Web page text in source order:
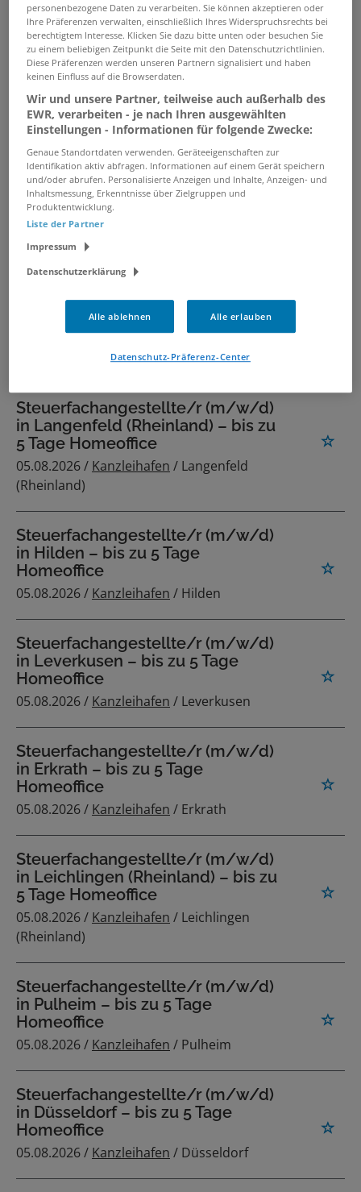
06.08.2026 /Sozialverband VdK Nordrhein-
Westfalen e.V. / Neuss
Steuerfachangestellte/r (m/w/d)
in Dormagen – bis zu 5 Tage
Homeoffice
05.08.2026 / / Dormagen
Steuerfachangestellte/r (m/w/d)
in Monheim am Rhein – bis zu 5
Tage Homeoffice
05.08.2026 /
Kfm. Mitarbeiter/in -
Büroorganisation (M/W/D)
07.08.2026 /Bembé Parkett GmbH & Co. KG/
Steuerfachangestellte/r (m/w/d)
in Langenfeld (Rheinland) – bis zu
5 Tage Homeoffice
05.08.2026 / Kanzleihafen / Langenfeld
(Rheinland)
Steuerfachangestellte/r (m/w/d)
in Hilden – bis zu 5 Tage
Homeoffice
05.08.2026 / Kanzleihafen / Hilden
Steuerfachangestellte/r (m/w/d)
in Leverkusen – bis zu 5 Tage
Homeoffice
05.08.2026 / Kanzleihafen / Leverkusen
Steuerfachangestellte/r (m/w/d)
in Erkrath – bis zu 5 Tage
Homeoffice
05.08.2026 / Kanzleihafen / Erkrath
Steuerfachangestellte/r (m/w/d)
in Leichlingen (Rheinland) – bis zu
5 Tage Homeoffice
05.08.2026 / Kanzleihafen / Leichlingen
(Rheinland)
Steuerfachangestellte/r (m/w/d)
in Pulheim – bis zu 5 Tage
Homeoffice
05.08.2026 / Kanzleihafen / Pulheim
Steuerfachangestellte/r (m/w/d)
in Düsseldorf – bis zu 5 Tage
Homeoffice
05.08.2026 / Kanzleihafen / Düsseldorf
personenbezogene Daten zu verarbeiten. Sie können akzeptieren oder
Ihre Präferenzen verwalten, einschließlich Ihres Widerspruchsrechts bei
berechtigtem Interesse. Klicken Sie dazu bitte unten oder besuchen Sie
zu einem beliebigen Zeitpunkt die Seite mit den Datenschutzrichtlinien.
Diese Präferenzen werden unseren Partnern signalisiert und haben
keinen Einfluss auf die Browserdaten.
Wir und unsere Partner, teilweise auch außerhalb des
EWR, verarbeiten - je nach Ihren ausgewählten
Einstellungen - Informationen für folgende Zwecke:
Genaue Standortdaten verwenden. Geräteeigenschaften zur
Identifikation aktiv abfragen. Informationen auf einem Gerät speichern
und/oder abrufen. Personalisierte Anzeigen und Inhalte, Anzeigen- und
Inhaltsmessung, Erkenntnisse über Zielgruppen und
Produktentwicklung.
Liste der Partner
Impressum
Datenschutzerklärung
Alle ablehnen Alle erlauben
Datenschutz-Präferenz-Center